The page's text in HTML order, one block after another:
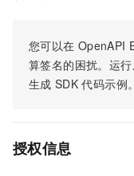
您可以在 OpenAPI
算签名的困扰。运
生成 SDK 代码示例。
授权信息